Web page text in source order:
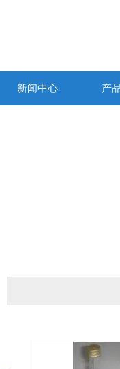
新闻中心 产